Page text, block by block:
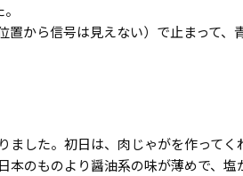
から信号は見えない）で止まって、
した。初日は、肉じゃがを作ってく
本のものより醤油系の味が薄めで、塩